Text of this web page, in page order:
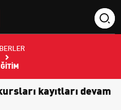
kayıtları devam